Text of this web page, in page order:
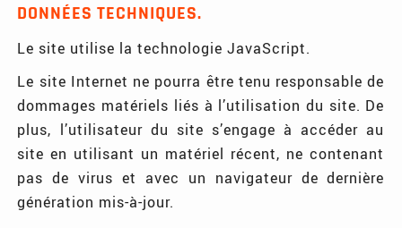
DONNÉES TECHNIQUES.
Le site utilise la technologie JavaScript.
Le site Internet ne pourra être tenu responsable de
dommages matériels liés à l’utilisation du site. De
plus, l’utilisateur du site s’engage à accéder au
site en utilisant un matériel récent, ne contenant
pas de virus et avec un navigateur de dernière
génération mis-à-jour.